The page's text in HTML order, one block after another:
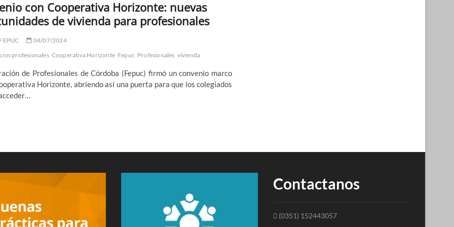
con Cooperativa Horizonte: nuevas
de vivienda para profesionales
04/07/2024
profesionales Cooperativa Horizonte Fepuc Profesionales vivienda
de Profesionales de Córdoba (Fepuc) firmó un convenio marco
Horizonte, abriendo así una puerta para que los colegiados
Contactanos
(0351) 152443057